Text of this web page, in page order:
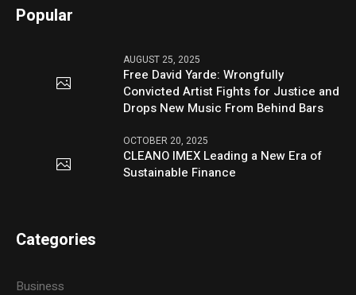
Popular
AUGUST 25, 2025
Free David Yarde: Wrongfully
Convicted Artist Fights for Justice and
Drops New Music From Behind Bars
OCTOBER 20, 2025
CLEANO IMEX Leading a New Era of
Sustainable Finance
Categories
Business